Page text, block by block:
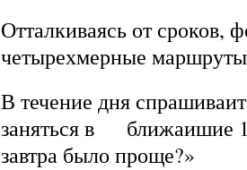
Отталкиваясь от сроков,
четырехмерные
В течение дня
заняться в ближаишие
завтра было проще?»